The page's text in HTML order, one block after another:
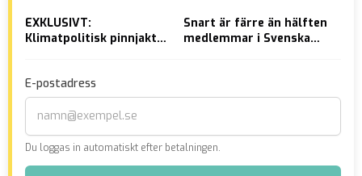
EXKLUSIVT:
Klimatpolitisk pinnjakt
Snart är färre än hälften
medlemmar i Svenska
E-postadress
Du loggas in automatiskt efter betalningen.